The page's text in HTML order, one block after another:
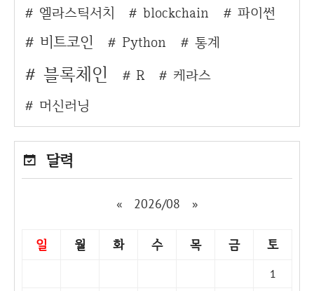
엘라스틱서치
blockchain 파이썬
비트코인 Python 통계
블록체인 R
케라스
머신러닝
달력
« 2026/08 »
일 월 화 수 목 금 토
1